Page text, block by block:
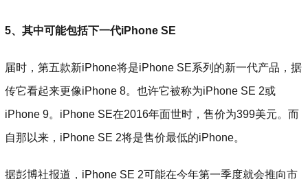
5、其中可能包括下一代iPhone SE
届时，第五款新iPhone将是iPhone SE系列的新一代产品，据
传它看起来更像iPhone 8。也许它被称为iPhone SE 2或
iPhone 9。iPhone SE在2016年面世时，售价为399美元。而
自那以来，iPhone SE 2将是售价最低的iPhone。
据彭博社报道，iPhone SE 2可能在今年第一季度就会推向市